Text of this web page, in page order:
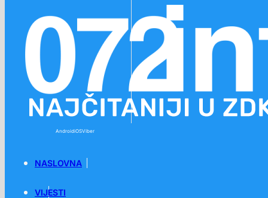
AndroidiOSViber
NASLOVNA
VIJESTI